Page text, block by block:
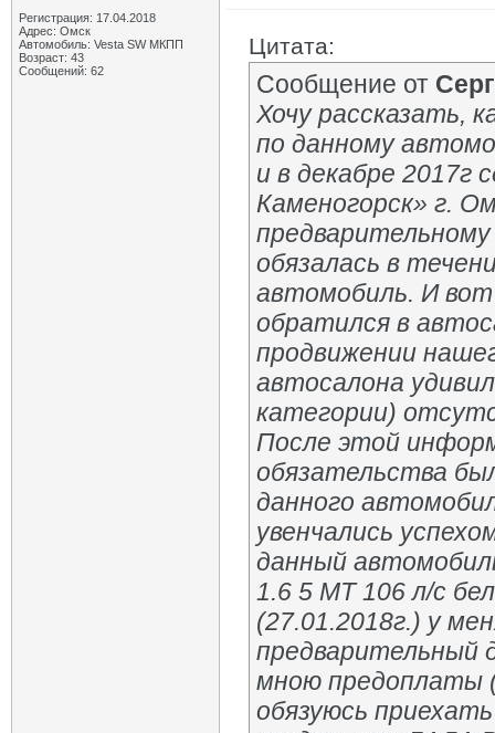
Регистрация: 17.04.2018
Адрес: Омск
Автомобиль: Vesta SW МКПП
Возраст: 43
Сообщений: 62
Цитата:
Сообщение от
Хочу рассказать,
по данному
и в декабре 2017г
Каменогорск» г.
обязалась в
автомобиль. И вот
обратился в
продвижении
автосалона
категории)
После этой
обязательства
данного
увенчались
данный
1.6 5 МТ 106 л/с
(27.01.2018г.) у
предварительный
мною предоплаты
обязуюсь